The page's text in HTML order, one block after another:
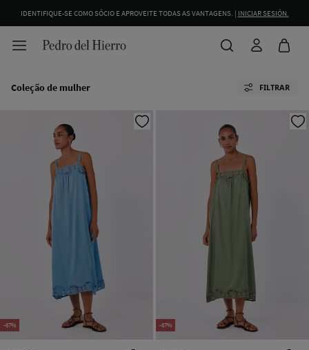
IDENTIFIQUE-SE COMO SÓCIO E APROVEITE TODAS AS VANTAGENS. | INICIAR SESIÓN.
Coleção de mulher FILTRAR
-67% -67%